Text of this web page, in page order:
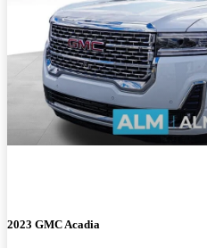
2023 GMC Acadia